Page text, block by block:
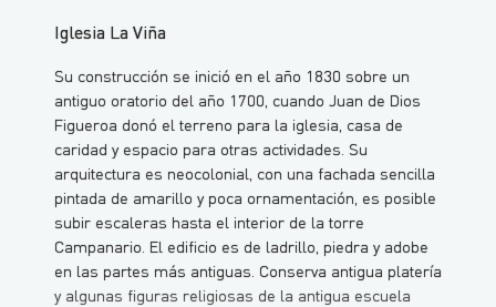
Iglesia La Viña
Su construcción se inició en el año 1830 sobre un
antiguo oratorio del año 1700, cuando Juan de Dios
Figueroa donó el terreno para la iglesia, casa de
caridad y espacio para otras actividades. Su
arquitectura es neocolonial, con una fachada sencilla
pintada de amarillo y poca ornamentación, es posible
subir escaleras hasta el interior de la torre
Campanario. El edificio es de ladrillo, piedra y adobe
en las partes más antiguas. Conserva antigua platería
y algunas figuras religiosas de la antigua escuela